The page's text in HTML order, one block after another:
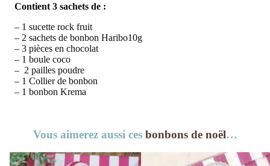
Contient 3 sachets de :
– 1 sucette rock fruit
– 2 sachets de bonbon Haribo10g
– 3 pièces en chocolat
– 1 boule coco
– 2 pailles poudre
– 1 Collier de bonbon
– 1 bonbon Krema
Vous aimerez aussi ces bonbons de noël…